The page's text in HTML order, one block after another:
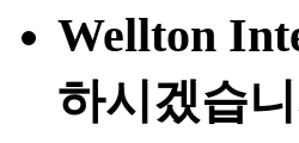
Wellton
하시겠습